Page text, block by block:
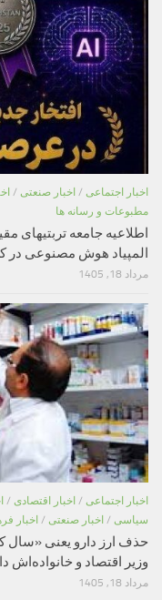
اخبار اجتماعی / اخبار صنعتی /
مطبوعات و رسانه ها
اطلاعیه جامعه تربتیهای
المپیاد هوش مصنوعی در
مرداد 18, 1405
اخبار اجتماعی / اخبار اقتصادی /
سیاسی / اخبار صنعتی / اخبار
حذف ارز دارو یعنی «سال
وزیر اقتصاد و خانواده‌اش
مرداد 18, 1405